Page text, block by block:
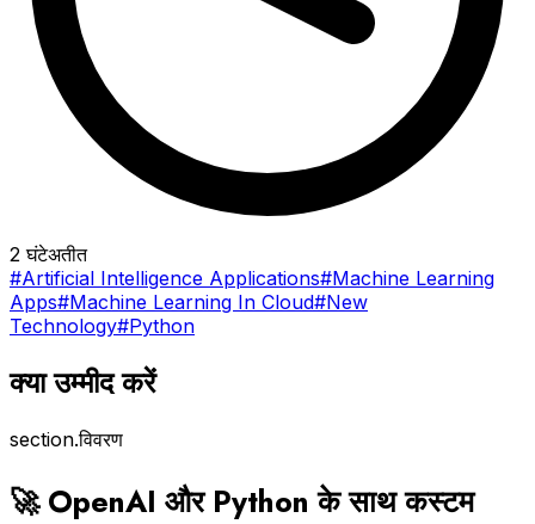
2 घंटेअतीत
#Artificial Intelligence Applications#Machine Learning
Apps#Machine Learning In Cloud#New
Technology#Python
क्या उम्मीद करें
section.विवरण
🚀 OpenAI और Python के साथ कस्टम